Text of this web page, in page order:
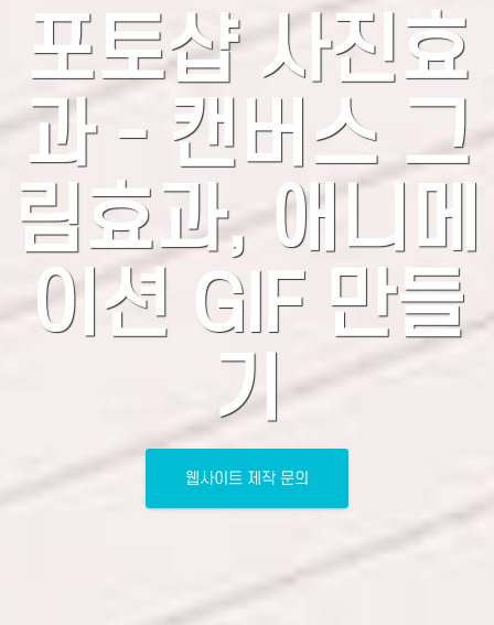
포토샵 사진효
과 - 캔버스 그
림효과, 애니메
이션 GIF 만들
기
웹사이트 제작 문의